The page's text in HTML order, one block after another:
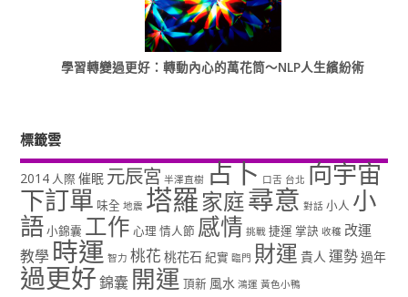
學習轉變過更好：轉動內心的萬花筒～NLP人生繽紛術
標籤雲
2014 人際 催眠 元辰宮 半澤直樹 占卜 口舌 台北 向宇宙
下訂單 味全 地震 塔羅家庭尋意 對話 小人 小
語小錦囊 工作 心理 情人節 感情 挑戰 捷運 掌訣 收穫 改運
教學 時運 智力 桃花 桃花石 紀實 臨門 財運 貴人 運勢過年
過更好錦囊 開運 頂新 風水 鴻運 黃色小鴨